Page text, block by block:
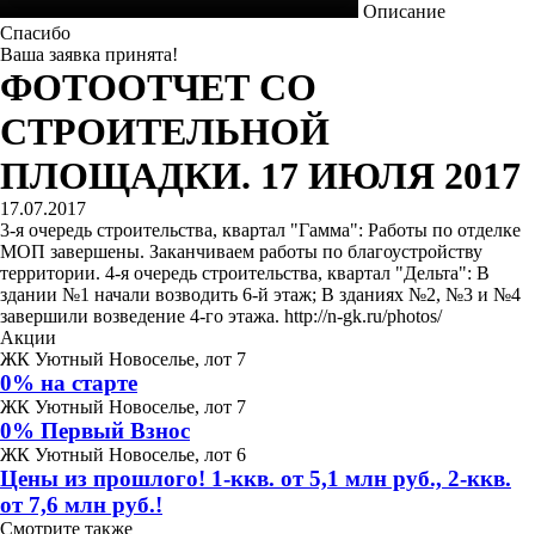
Описание
Спасибо
Ваша заявка принята!
ФОТООТЧЕТ СО
СТРОИТЕЛЬНОЙ
ПЛОЩАДКИ. 17 ИЮЛЯ 2017
17.07.2017
3-я очередь строительства, квартал "Гамма": Работы по отделке
МОП завершены. Заканчиваем работы по благоустройству
территории. 4-я очередь строительства, квартал "Дельта": В
здании №1 начали возводить 6-й этаж; В зданиях №2, №3 и №4
завершили возведение 4-го этажа. http://n-gk.ru/photos/
Акции
ЖК Уютный Новоселье, лот 7
0% на старте
ЖК Уютный Новоселье, лот 7
0% Первый Взнос
ЖК Уютный Новоселье, лот 6
Цены из прошлого! 1-ккв. от 5,1 млн руб., 2-ккв.
от 7,6 млн руб.!
Смотрите также